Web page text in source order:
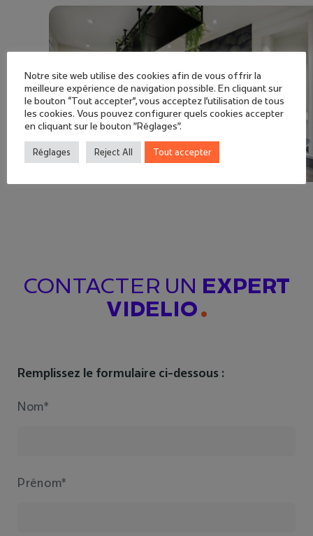
CONTACTER UN EXPERT
VIDELIO
Remplissez le formulaire ci-dessous :
Nom*
Prénom*
Notre site web utilise des cookies afin de vous offrir la
meilleure expérience de navigation possible. En cliquant sur
le bouton “Tout accepter”, vous acceptez l'utilisation de tous
les cookies. Vous pouvez configurer quels cookies accepter
en cliquant sur le bouton "Réglages".
Réglages Reject All Tout accepter